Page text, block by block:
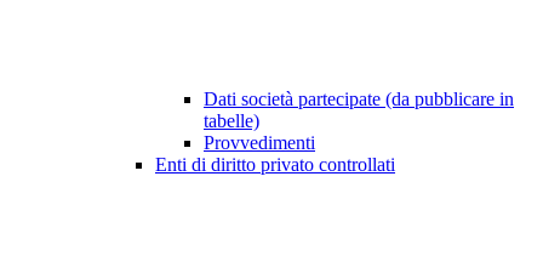
Dati società partecipate (da pubblicare in
tabelle)
Provvedimenti
Enti di diritto privato controllati